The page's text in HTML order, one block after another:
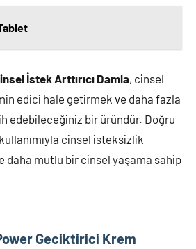
İstek Arttırıcı Damla, cinsel
edici hale getirmek ve daha fazla
edebileceğiniz bir üründür. Doğru
cinsel isteksizlik
daha mutlu bir cinsel yaşama sahip
Geciktirici Krem